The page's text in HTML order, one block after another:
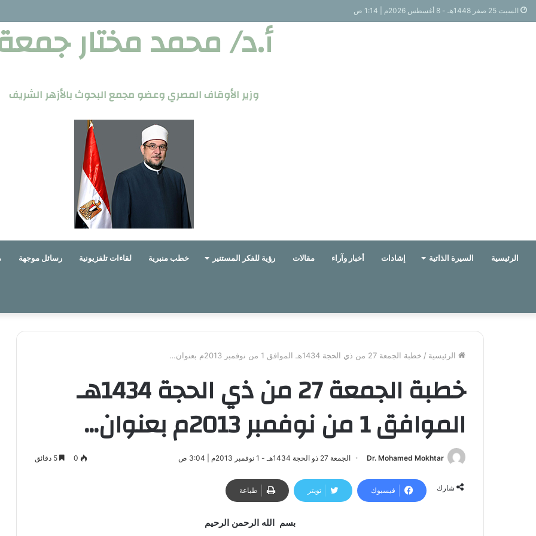
السبت 25 صفر 1448هـ - 8 أغسطس 2026م | 1:14 ص
أ.د/ محمد مختار
وزير الأوقاف المصري وعضو مجمع البحوث بالأزهر الشريف
الرئيسية السيرة الذاتية إشادات أخبار وآراء مقالات رؤية للفكر المستنير خطب منبرية لقاءات تلفزيونية رسائل موجهة
الرئيسية / خطبة الجمعة 27 من ذي الحجة 1434هـ الموافق 1 من نوفمبر 2013م بعنوان…
خطبة الجمعة 27 من ذي الحجة 1434هـ
الموافق 1 من نوفمبر 2013م بعنوان…
Dr. Mohamed Mokhtar الجمعة 27 ذو الحجة 1434هـ - 1 نوفمبر 2013م | 3:04 ص 0
شارك فيسبوك تويتر طباعة
بسم الله الرحمن الرحيم